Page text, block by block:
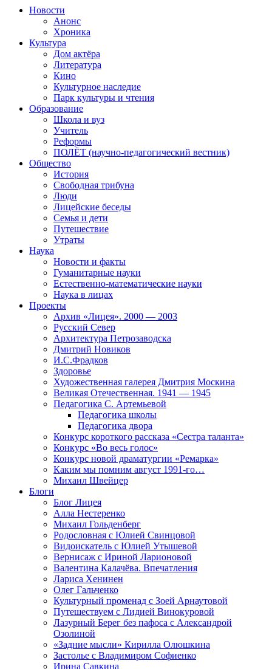
Новости
Анонс
Хроника
Культура
Дом актёра
Литература
Кино
Культурное наследие
Парк культуры и чтения
Образование
Школа и вуз
Учитель
Реформы
ПОЛЁТ (научно-педагогический вестник)
Общество
История
Свободная трибуна
Люди
Лицейские беседы
Семья и дети
Путешествие
Утраты
Наука
Новости и факты
Гуманитарные науки
Естественно-математические науки
Наука в лицах
Проекты
Архив «Лицея». 2000 — 2003
Русский Север
Архитектура Петрозаводска
Дмитрий Новиков
И.С.Фрадков
Здоровье
Художественная галерея Дмитрия Москина
Великая Отечественная. 1941 — 1945
Педагогика С. Артемьевой
Педагогика школы
Педагогика двора
Конкурс короткого рассказа «Сестра таланта»
Конкурс «Во весь голос»
Конкурс новой драматургии «Ремарка»
Каким мы помним август 1991-го…
Михаил Швейцер
Блоги
Блог Лицея
Алла Нестеренко
Михаил Гольденберг
Родословная с Юлией Свинцовой
Видоискатель с Юлией Утышевой
Вернисаж с Ириной Ларионовой
Валентина Калачёва. Впечатления
Лариса Хенинен
Олег Гальченко
Культурный променад с Зоей Арнаутовой
Путешествуем с Лидией Винокуровой
Лазурный Берег без пафоса с Александрой
Озолиной
«Задние мысли» Кирилла Олюшкина
Застолье с Владимиром Софиенко
Ирина Савкина